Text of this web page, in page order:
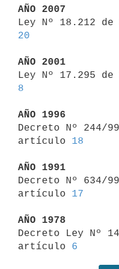
AÑO 2007
20
AÑO 2001
8
AÑO 1996
Decreto Nº 244/
artículo 18
AÑO 1991
Decreto Nº 634/
artículo 17
AÑO 1978
Decreto Ley Nº
artículo 6